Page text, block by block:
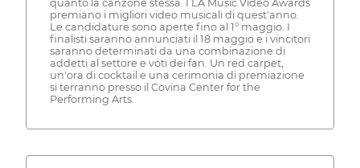
quanto la canzone stessa. I LA Music Video Awards
premiano i migliori video musicali di quest'anno.
Le candidature sono aperte fino al 1° maggio. I
finalisti saranno annunciati il 18 maggio e i vincitori
saranno determinati da una combinazione di
addetti al settore e voti dei fan. Un red carpet,
un'ora di cocktail e una cerimonia di premiazione
si terranno presso il Covina Center for the
Performing Arts.